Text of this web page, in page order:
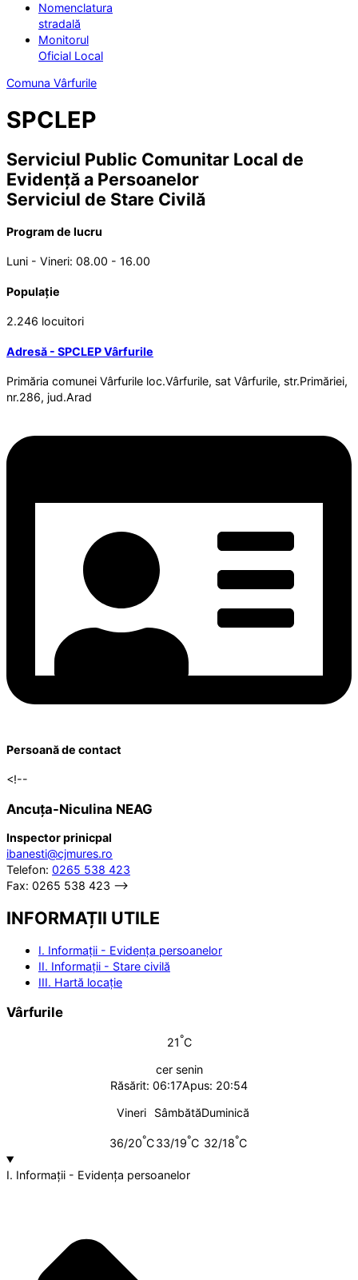
Nomenclatura
stradală
Monitorul
Oficial Local
Comuna Vârfurile
SPCLEP
Serviciul Public Comunitar Local de
Evidență a Persoanelor
Serviciul de Stare Civilă
Program de lucru
Luni - Vineri: 08.00 - 16.00
Populație
2.246 locuitori
Adresă - SPCLEP Vârfurile
Primăria comunei Vârfurile loc.Vârfurile, sat Vârfurile, str.Primăriei,
nr.286, jud.Arad
Persoană de contact
<!--
Ancuța-Niculina NEAG
Inspector prinicpal
ibanesti@cjmures.ro
Telefon: 0265 538 423
Fax: 0265 538 423 -->
INFORMAȚII UTILE
I. Informații - Evidența persoanelor
II. Informații - Stare civilă
III. Hartă locație
Vârfurile
21°C
cer senin
Răsărit: 06:17Apus: 20:54
Vineri
36/20°C
Sâmbătă
33/19°C
Duminică
32/18°C
I. Informații - Evidența persoanelor